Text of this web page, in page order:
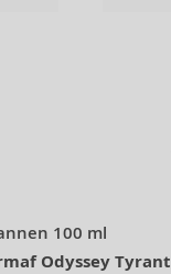
100 ml
Odyssey Tyrant